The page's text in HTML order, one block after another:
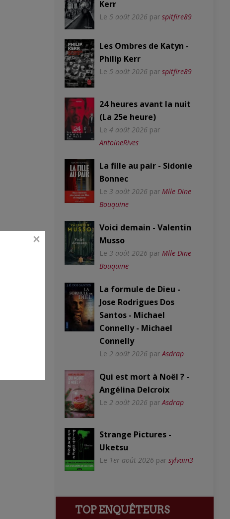
Kerr
Le 5 août 2026 par spitfire89
Les Ombres de Katyn -
Philip Kerr
Le 5 août 2026 par spitfire89
24 heures avant la nuit
(La 25e heure)
Le 4 août 2026 par
AntoineRives
La fille au pair - Sidonie
Bonnec
Le 3 août 2026 par Mlle Dine
Bouquine
Voici demain - Valentin
Musso
Le 3 août 2026 par Mlle Dine
Bouquine
La formule de Dieu -
Jose Rodrigues Dos
Santos - Michael
Connelly - Michael
Connelly
Le 2 août 2026 par Asdrap
Qui est mort à Noël ? -
Angélina Delcroix
Le 2 août 2026 par Asdrap
Strange Pictures -
Uketsu
Le 1er août 2026 par sylvain3
TOP ENQUÊTEURS